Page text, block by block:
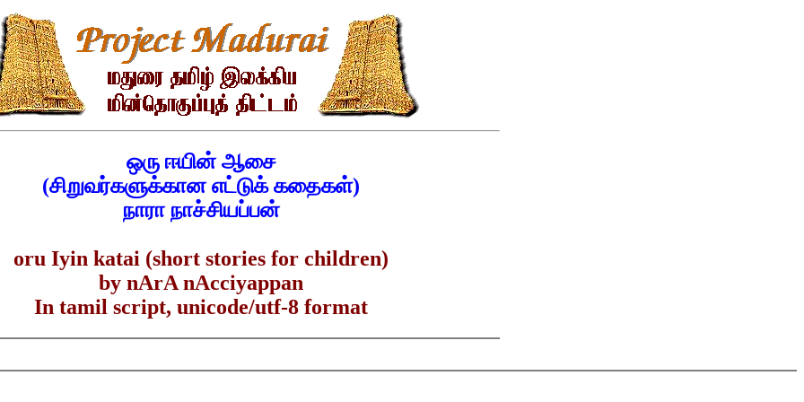
ஒரு ஈயின் ஆசை
(சிறுவர்களுக்கான எட்டுக் கதைகள்)
நாரா நாச்சியப்பன்
oru Iyin katai (short stories for children)
by nArA nAcciyappan
In tamil script, unicode/utf-8 format